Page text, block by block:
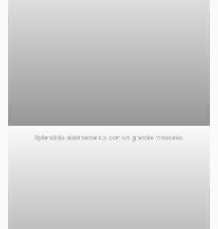
Splendido abbinamento con un grande moscato.